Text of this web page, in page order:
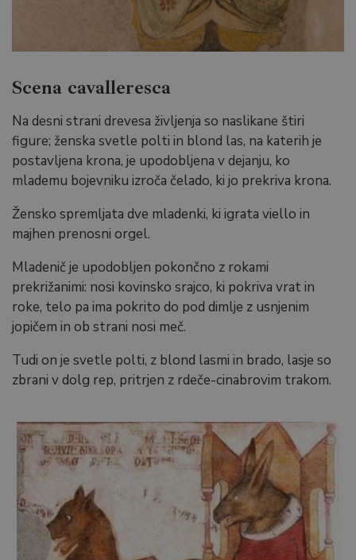
Scena cavalleresca
Na desni strani drevesa življenja so naslikane štiri
figure; ženska svetle polti in blond las, na katerih je
postavljena krona, je upodobljena v dejanju, ko
mlademu bojevniku izroča čelado, ki jo prekriva krona.
Žensko spremljata dve mladenki, ki igrata viello in
majhen prenosni orgel.
Mladenič je upodobljen pokončno z rokami
prekrižanimi: nosi kovinsko srajco, ki pokriva vrat in
roke, telo pa ima pokrito do pod dimlje z usnjenim
jopičem in ob strani nosi meč.
Tudi on je svetle polti, z blond lasmi in brado, lasje so
zbrani v dolg rep, pritrjen z rdeče-cinabrovim trakom.